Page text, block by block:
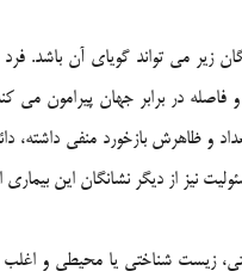
زير مي تواند گوياي آن باشد.
فاصله در برابر جهان پيرامون
و ظاهرش بازخورد منفي داشته،
نيز از ديگر نشانگان اين